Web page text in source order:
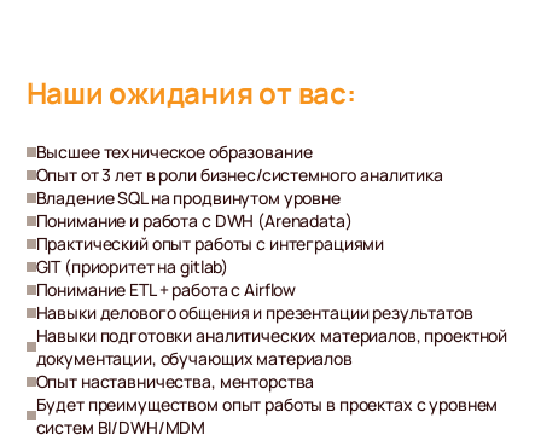
Наши ожидания от вас:
Высшее техническое образование
Опыт от 3 лет в роли бизнес/системного аналитика
Владение SQL на продвинутом уровне
Понимание и работа с DWH (Arenadata)
Практический опыт работы с интеграциями
GIT (приоритет на gitlab)
Понимание ETL + работа с Airflow
Навыки делового общения и презентации результатов
Навыки подготовки аналитических материалов, проектной
документации, обучающих материалов
Опыт наставничества, менторства
Будет преимуществом опыт работы в проектах с уровнем
систем BI/DWH/MDM